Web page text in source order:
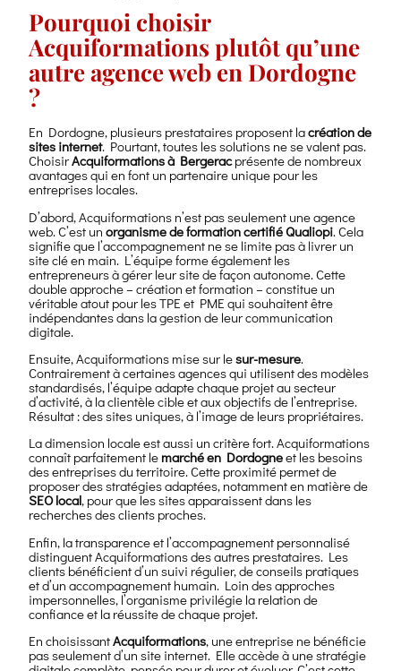
Pourquoi choisir
Acquiformations plutôt qu’une
autre agence web en Dordogne
?
En Dordogne, plusieurs prestataires proposent lacréation de
sites internet. Pourtant, toutes les solutions ne se valent pas.
ChoisirAcquiformations à Bergeracprésente de nombreux
avantages qui en font un partenaire unique pour les
entreprises locales.
D’abord, Acquiformations n’est pas seulement une agence
web. C’est unorganisme de formation certifié Qualiopi. Cela
signifie que l’accompagnement ne se limite pas à livrer un
site clé en main. L’équipe forme également les
entrepreneurs à gérer leur site de façon autonome. Cette
double approche – création et formation – constitue un
véritable atout pour les TPE et PME qui souhaitent être
indépendantes dans la gestion de leur communication
digitale.
Ensuite, Acquiformations mise sur lesur-mesure.
Contrairement à certaines agences qui utilisent des modèles
standardisés, l’équipe adapte chaque projet au secteur
d’activité, à la clientèle cible et aux objectifs de l’entreprise.
Résultat : des sites uniques, à l’image de leurs propriétaires.
La dimension locale est aussi un critère fort. Acquiformations
connaît parfaitement le marché en Dordogneet les besoins
des entreprises du territoire. Cette proximité permet de
proposer des stratégies adaptées, notamment en matière de
SEO local, pour que les sites apparaissent dans les
recherches des clients proches.
Enfin, la transparence et l’accompagnement personnalisé
distinguent Acquiformations des autres prestataires. Les
clients bénéficient d’un suivi régulier, de conseils pratiques
et d’un accompagnement humain. Loin des approches
impersonnelles, l’organisme privilégie la relation de
confiance et la réussite de chaque projet.
En choisissantAcquiformations, une entreprise ne bénéficie
pas seulement d’un site internet. Elle accède à une stratégie